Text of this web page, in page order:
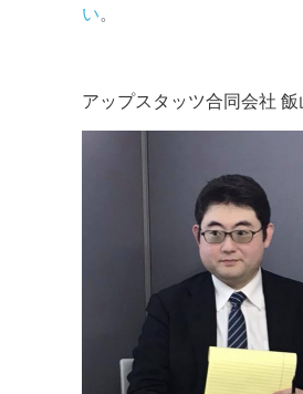
い。
アップスタッツ合同会社